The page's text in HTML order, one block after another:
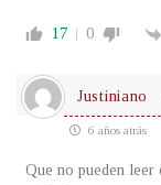
17 0
Justiniano
6 años atrás
Que no pueden